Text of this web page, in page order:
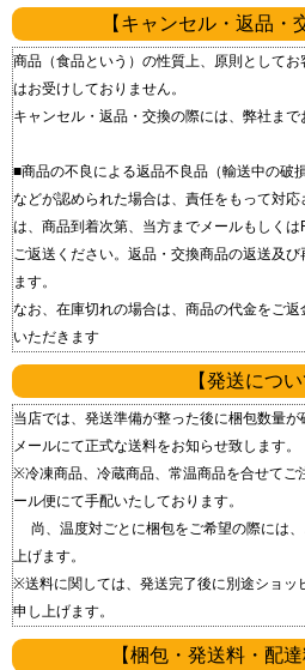
【キャンセル・返品・
商品（食品という）の性質上、原則として
はお受けしておりません。
キャンセル・返品・交換の際には、弊社まで
■商品の不良による返品 不良品（輸送中の破
などが認められた場合は、責任をもって対応
は、商品到着次第、当方までメールもしく
ご返送ください。 返品・交換商品の返送及
ます。
なお、在庫切れの場合は、商品の代金をご
いただきます
【発送につい
当店では、発送準備が整った後に梱包数量
メールにて正式な送料をお知らせ致します。
※冷凍商品、冷蔵商品、常温商品を合せてご
ール便にて手配いたしております。
尚、温度対ごとに梱包をご希望の際には
上げます。
※送料に関しては、発送完了後に別途ショッ
申し上げます。
【梱包・発送料・配